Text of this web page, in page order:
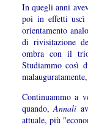
In quegli anni
poi in effetti
orientamento
di rivisitazione
ombra con il
Studiammo così
Continuammo a
quando,Annali
attuale, più